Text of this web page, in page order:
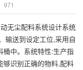
971
无尘配料系统设计系统
输送到设定工位,采用自
桶中。系统特性:生产指
够识别正确的物料,配料